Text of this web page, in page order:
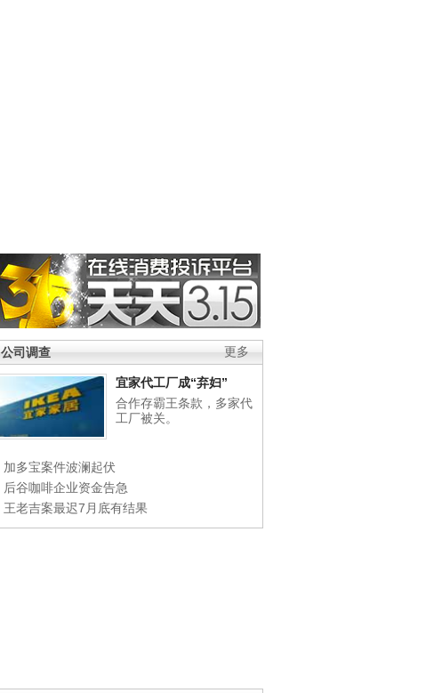
更多
公司调查
宜家代工厂成“弃妇”
合作存霸王条款，多家代
工厂被关。
加多宝案件波澜起伏
后谷咖啡企业资金告急
王老吉案最迟7月底有结果